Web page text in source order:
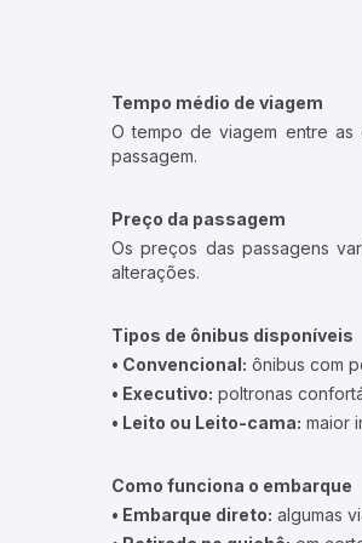
Tempo médio de viagem
O tempo de viagem entre
passagem.
Preço da passagem
Os preços das passagens
alterações.
Tipos de ônibus disponíveis
• Convencional: ônibus com
• Executivo: poltronas
• Leito ou Leito-cama: maior
Como funciona o embarque
• Embarque direto: algumas